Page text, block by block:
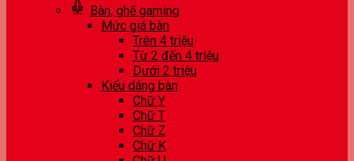
Bàn, ghế gaming
Mức giá bàn
Trên 4 triệu
Từ 2 đến 4 triệu
Dưới 2 triệu
Kiểu dáng bàn
Chữ Y
Chữ T
Chữ Z
Chữ K